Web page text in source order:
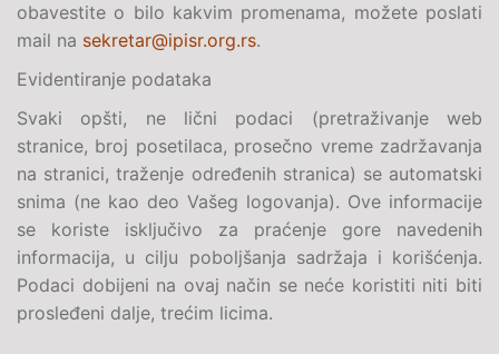
obavestite o bilo kakvim promenama, možete poslati
mail na sekretar@ipisr.org.rs.
Evidentiranje podataka
Svaki opšti, ne lični podaci (pretraživanje web
stranice, broj posetilaca, prosečno vreme zadržavanja
na stranici, traženje određenih stranica) se automatski
snima (ne kao deo Vašeg logovanja). Ove informacije
se koriste isključivo za praćenje gore navedenih
informacija, u cilju poboljšanja sadržaja i korišćenja.
Podaci dobijeni na ovaj način se neće koristiti niti biti
prosleđeni dalje, trećim licima.